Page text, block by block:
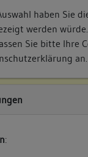
haben Sie
werden
Sie bitte Ihre
an.
: